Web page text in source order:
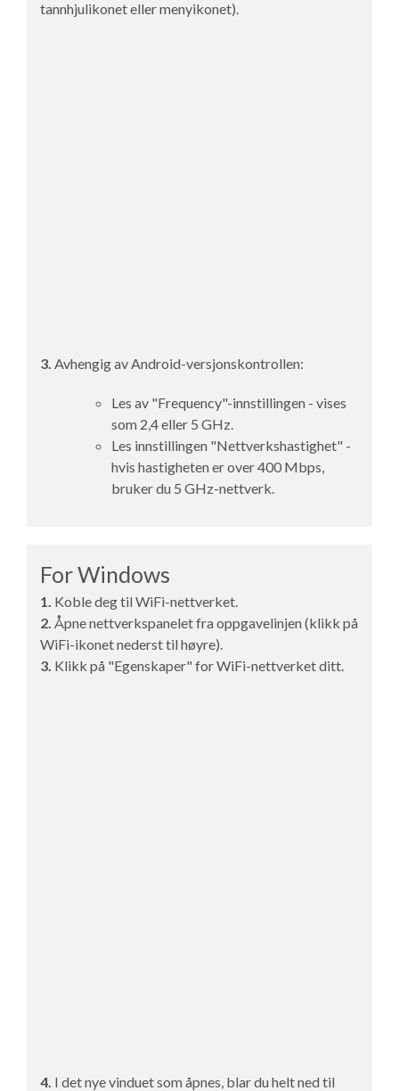
tannhjulikonet eller menyikonet).
3. Avhengig av Android-versjonskontrollen:
Les av "Frequency"-innstillingen - vises
som 2,4 eller 5 GHz.
Les innstillingen "Nettverkshastighet" -
hvis hastigheten er over 400 Mbps,
bruker du 5 GHz-nettverk.
For Windows
1. Koble deg til WiFi-nettverket.
2. Åpne nettverkspanelet fra oppgavelinjen (klikk på
WiFi-ikonet nederst til høyre).
3. Klikk på "Egenskaper" for WiFi-nettverket ditt.
4. I det nye vinduet som åpnes, blar du helt ned til